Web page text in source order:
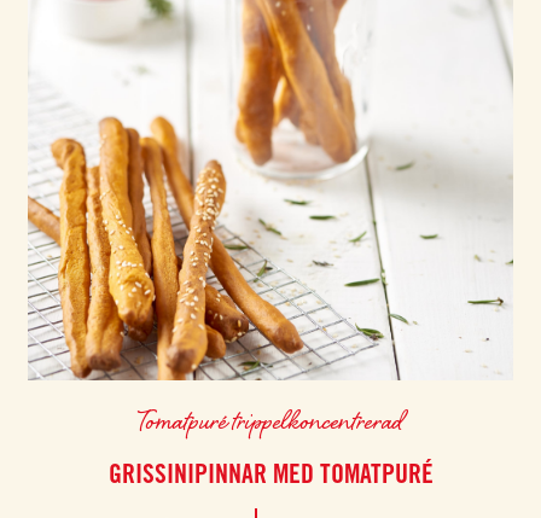
Tomatpuré trippelkoncentrerad
GRISSINIPINNAR MED TOMATPURÉ